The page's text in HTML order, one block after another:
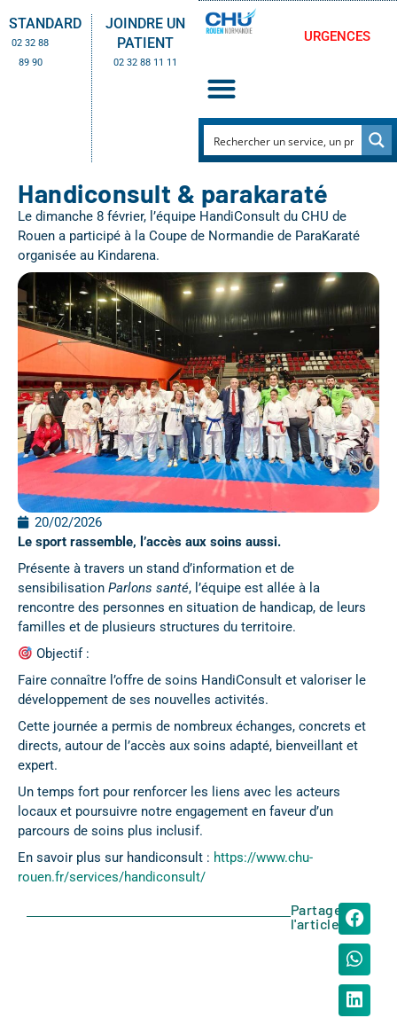
STANDARD
02 32 88
89 90
JOINDRE UN
PATIENT
02 32 88 11 11
URGENCES
Handiconsult & parakaraté
Le dimanche 8 février, l’équipe HandiConsult du CHU de
Rouen a participé à la Coupe de Normandie de ParaKaraté
organisée au Kindarena.
20/02/2026
Le sport rassemble, l’accès aux soins aussi.
Présente à travers un stand d’information et de
sensibilisation Parlons santé, l’équipe est allée à la
rencontre des personnes en situation de handicap, de leurs
familles et de plusieurs structures du territoire.
Objectif :
Faire connaître l’offre de soins HandiConsult et valoriser le
développement de ses nouvelles activités.
Cette journée a permis de nombreux échanges, concrets et
directs, autour de l’accès aux soins adapté, bienveillant et
expert.
Un temps fort pour renforcer les liens avec les acteurs
locaux et poursuivre notre engagement en faveur d’un
parcours de soins plus inclusif.
En savoir plus sur handiconsult : https://www.chu-
rouen.fr/services/handiconsult/
Partager
l'article